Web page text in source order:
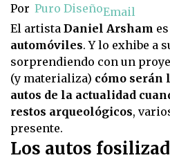
Por Puro DiseñoEmail
El artista Daniel Arsham
automóviles. Y lo exhibe a
sorprendiendo con un
(y materializa) cómo serán
autos de la actualidad
restos arqueológicos,
presente.
Los autos